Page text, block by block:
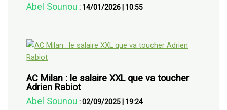
Abel Sounou : 14/01/2026 10:55
AC Milan : le salaire XXL que va toucher
Adrien Rabiot
Abel Sounou :02/09/2025 19:24